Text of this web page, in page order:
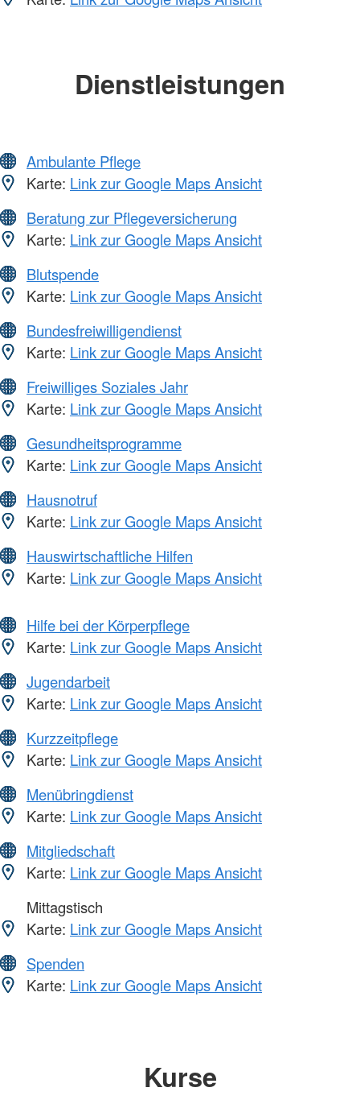
Dienstleistungen
Ambulante Pflege
Karte: Link zur Google Maps Ansicht
Beratung zur Pflegeversicherung
Karte: Link zur Google Maps Ansicht
Blutspende
Karte: Link zur Google Maps Ansicht
Bundesfreiwilligendienst
Karte: Link zur Google Maps Ansicht
Freiwilliges Soziales Jahr
Karte: Link zur Google Maps Ansicht
Gesundheitsprogramme
Karte: Link zur Google Maps Ansicht
Hausnotruf
Karte: Link zur Google Maps Ansicht
Hauswirtschaftliche Hilfen
Karte: Link zur Google Maps Ansicht
Hilfe bei der Körperpflege
Karte: Link zur Google Maps Ansicht
Jugendarbeit
Karte: Link zur Google Maps Ansicht
Kurzzeitpflege
Karte: Link zur Google Maps Ansicht
Menübringdienst
Karte: Link zur Google Maps Ansicht
Mitgliedschaft
Karte: Link zur Google Maps Ansicht
Mittagstisch
Karte: Link zur Google Maps Ansicht
Spenden
Karte: Link zur Google Maps Ansicht
Kurse